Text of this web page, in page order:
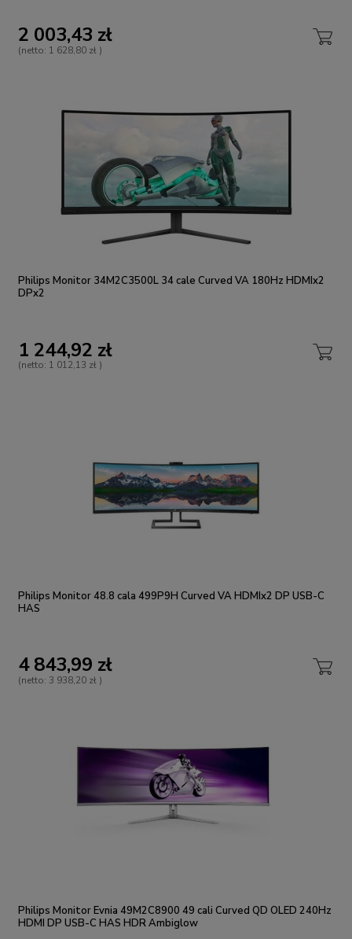
2 003,43 zł
(netto: 1 628,80 zł )
Philips Monitor 34M2C3500L 34 cale Curved VA 180Hz HDMIx2
DPx2
1 244,92 zł
(netto: 1 012,13 zł )
Philips Monitor 48.8 cala 499P9H Curved VA HDMIx2 DP USB-C
HAS
4 843,99 zł
(netto: 3 938,20 zł )
Philips Monitor Evnia 49M2C8900 49 cali Curved QD OLED 240Hz
HDMI DP USB-C HAS HDR Ambiglow